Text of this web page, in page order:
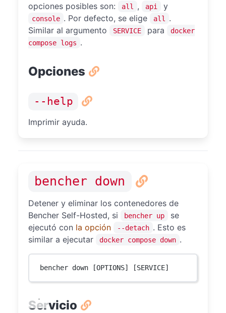
opciones posibles son:
all , api y
console . Por defecto, se elige all
.
Similar al argumento
SERVICE para
docker
compose logs .
Opciones
--help
Imprimir ayuda.
bencher down
Detener y eliminar los contenedores de
Bencher Self-Hosted, si
bencher up
se
ejecutó con la opción --detach . Esto es
similar a ejecutar
docker compose down .
bencher down [OPTIONS] [SERVICE]
Servicio